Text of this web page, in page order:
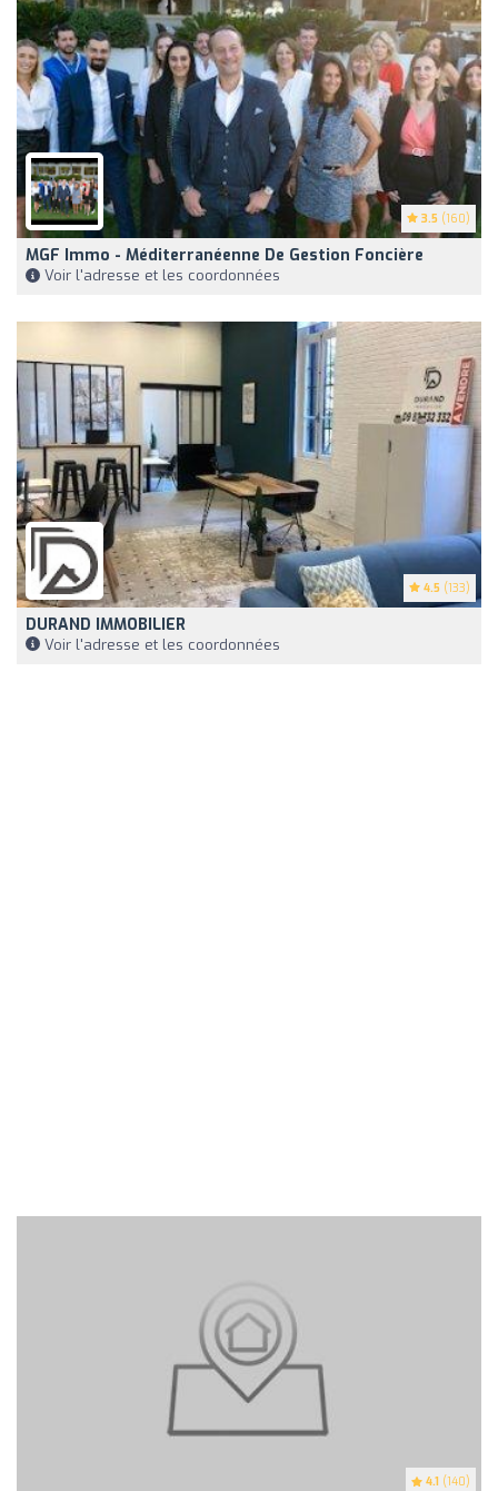
3.5 (160)
MGF Immo - Méditerranéenne De Gestion Foncière
Voir l'adresse et les coordonnées
4.5 (133)
DURAND IMMOBILIER
Voir l'adresse et les coordonnées
4.1 (140)